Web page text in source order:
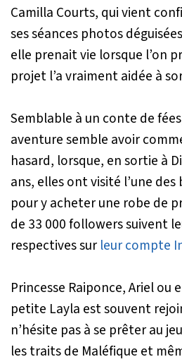
Camilla Courts, qui vient
ses séances photos
elle prenait vie lorsque l’on
projet l’a vraiment aidée à
Semblable à un conte de
aventure semble avoir
hasard, lorsque, en sortie à
ans, elles ont visité l’une
pour y acheter une robe de
de 33 000 followers suivent
respectives sur leur compte
Princesse Raiponce, Ariel ou
petite Layla est souvent
n’hésite pas à se prêter au
les traits de Maléfique et